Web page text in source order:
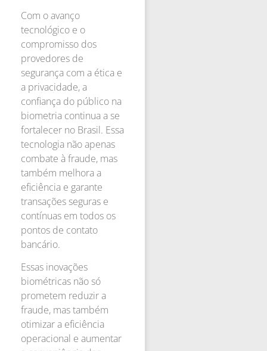
Com o avanço
tecnológico e o
compromisso dos
provedores de
segurança com a ética e
a privacidade, a
confiança do público na
biometria continua a se
fortalecer no Brasil. Essa
tecnologia não apenas
combate à fraude, mas
também melhora a
eficiência e garante
transações seguras e
contínuas em todos os
pontos de contato
bancário.
Essas inovações
biométricas não só
prometem reduzir a
fraude, mas também
otimizar a eficiência
operacional e aumentar